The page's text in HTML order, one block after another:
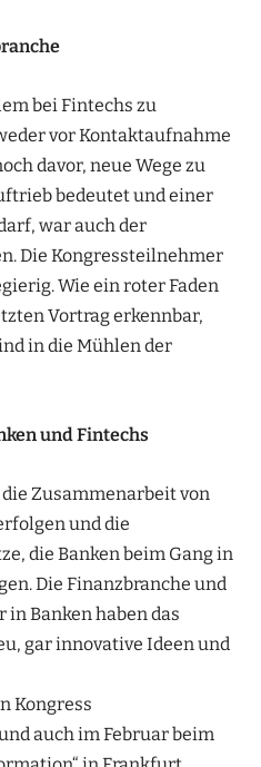
bei Fintechs zu
vor Kontaktaufnahme
davor, neue Wege zu
bedeutet und einer
war auch der
Die Kongressteilnehmer
Wie ein roter Faden
Vortrag erkennbar,
in die Mühlen der
und Fintechs
Zusammenarbeit von
und die
die Banken beim Gang in
Die Finanzbranche und
Banken haben das
gar innovative Ideen und
Kongress
auch im Februar beim